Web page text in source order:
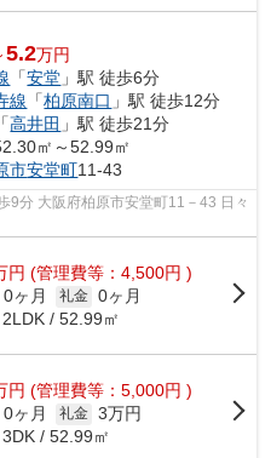
5.2万円
「安堂 」駅 徒歩6分
線 「柏原南口 」駅 徒歩12分
「高井田 」駅 徒歩21分
㎡～52.99㎡
市安堂町11-43
大阪府柏原市安堂町11－43 日々
円 (管理費等：4,500円 )
0ヶ月 礼金 0ヶ月
/ 52.99㎡
円 (管理費等：5,000円 )
0ヶ月 礼金 3万円
/ 52.99㎡